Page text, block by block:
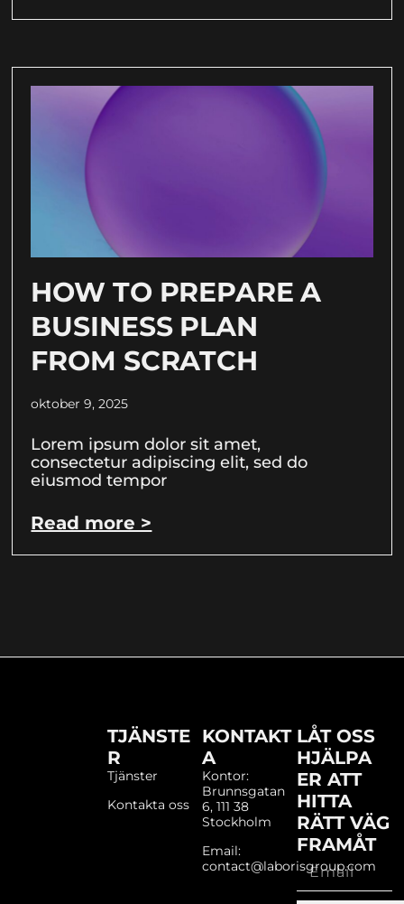
HOW TO PREPARE A
BUSINESS PLAN
FROM SCRATCH
oktober 9, 2025
Lorem ipsum dolor sit amet,
consectetur adipiscing elit, sed do
eiusmod tempor
Read more >
TJÄNSTE
R
Tjänster
Kontakta oss
KONTAKT
A
Kontor:
Brunnsgatan
6, 111 38
Stockholm
Email:
contact@laborisgroup.com
LÅT OSS
HJÄLPA
ER ATT
HITTA
RÄTT VÄG
FRAMÅT